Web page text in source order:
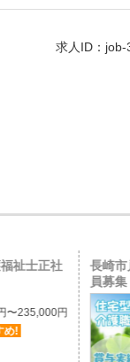
求人ID：job-
祉士正社
〜235,000円
め!
長崎市
員募